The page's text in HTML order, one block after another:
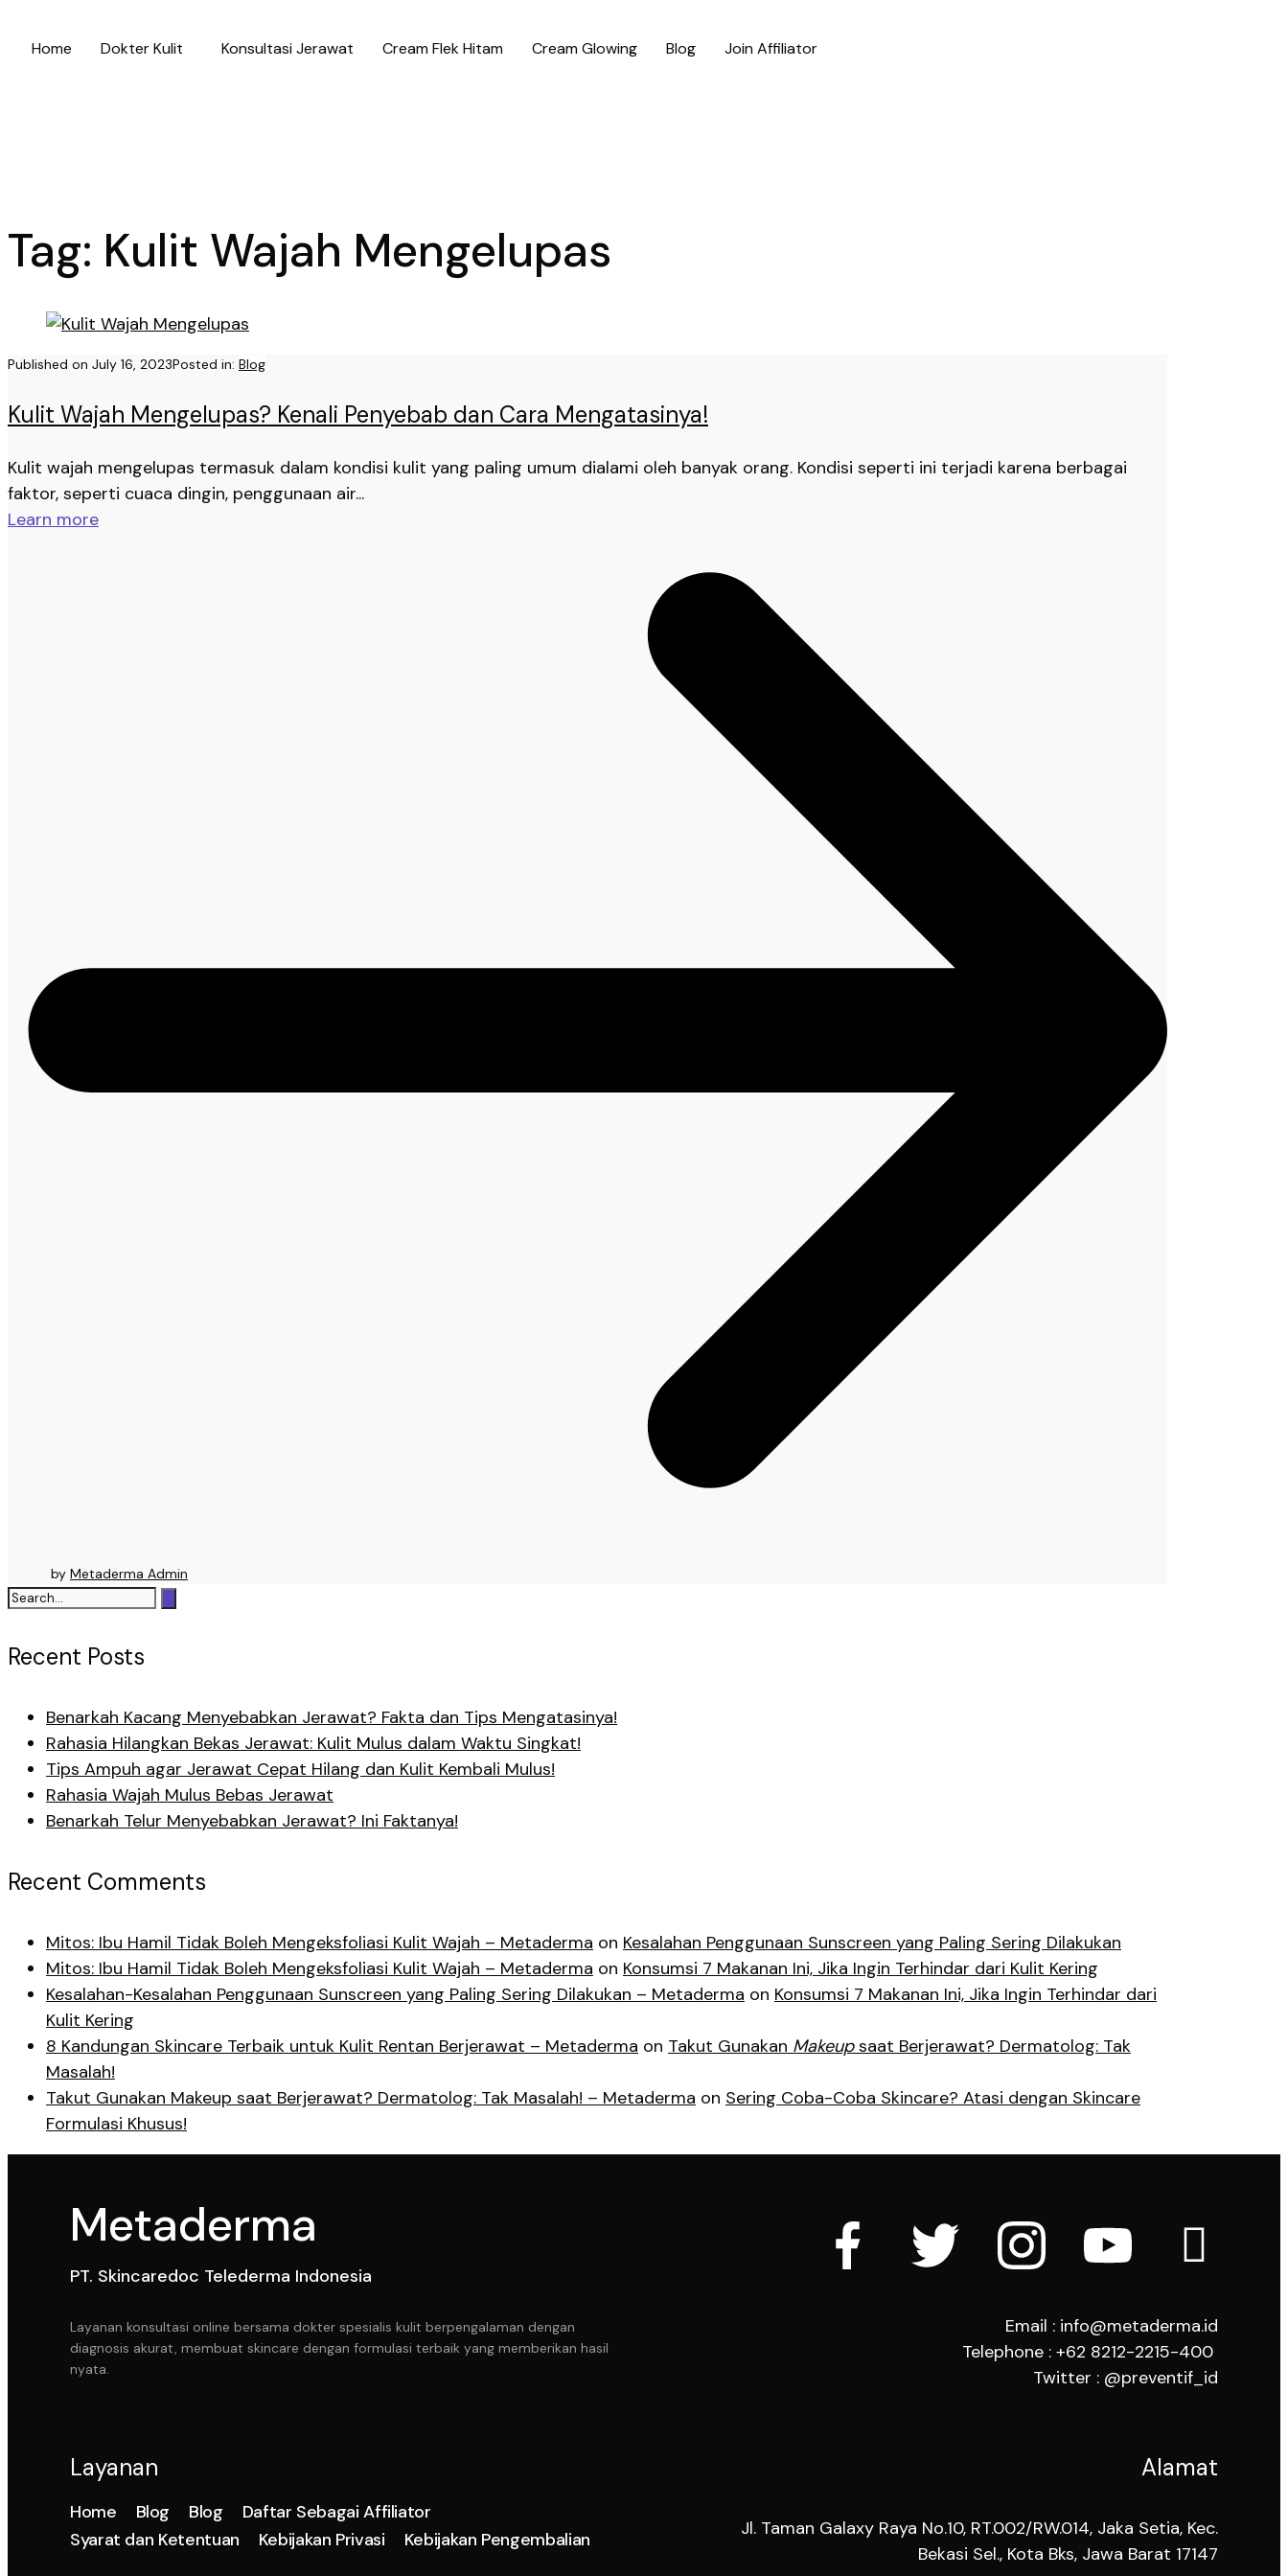
Home Dokter Kulit Konsultasi Jerawat Cream Flek Hitam Cream Glowing Blog Join Affiliator
Tag: Kulit Wajah Mengelupas
Published on July 16, 2023Posted in: Blog
Kulit Wajah Mengelupas? Kenali Penyebab dan Cara Mengatasinya!
Kulit wajah mengelupas termasuk dalam kondisi kulit yang paling umum dialami oleh banyak orang. Kondisi seperti ini terjadi karena berbagai
faktor, seperti cuaca dingin, penggunaan air...
Learn more
by Metaderma Admin
Recent Posts
Benarkah Kacang Menyebabkan Jerawat? Fakta dan Tips Mengatasinya!
Rahasia Hilangkan Bekas Jerawat: Kulit Mulus dalam Waktu Singkat!
Tips Ampuh agar Jerawat Cepat Hilang dan Kulit Kembali Mulus!
Rahasia Wajah Mulus Bebas Jerawat
Benarkah Telur Menyebabkan Jerawat? Ini Faktanya!
Recent Comments
Mitos: Ibu Hamil Tidak Boleh Mengeksfoliasi Kulit Wajah – Metaderma on Kesalahan Penggunaan Sunscreen yang Paling Sering Dilakukan
Mitos: Ibu Hamil Tidak Boleh Mengeksfoliasi Kulit Wajah – Metaderma on Konsumsi 7 Makanan Ini, Jika Ingin Terhindar dari Kulit Kering
Kesalahan-Kesalahan Penggunaan Sunscreen yang Paling Sering Dilakukan – Metaderma on Konsumsi 7 Makanan Ini, Jika Ingin Terhindar dari
Kulit Kering
8 Kandungan Skincare Terbaik untuk Kulit Rentan Berjerawat – Metaderma on Takut Gunakan Makeupsaat Berjerawat? Dermatolog: Tak
Masalah!
Takut Gunakan Makeup saat Berjerawat? Dermatolog: Tak Masalah! – Metaderma on Sering Coba-Coba Skincare? Atasi dengan Skincare
Formulasi Khusus!
Metaderma
PT. Skincaredoc Telederma Indonesia
Layanan konsultasi online bersama dokter spesialis kulit berpengalaman dengan
diagnosis akurat, membuat skincare dengan formulasi terbaik yang memberikan hasil
nyata.
Email : info@metaderma.id
Telephone : +62 8212-2215-400
Twitter : @preventif_id
Layanan
Home Blog Blog
Daftar Sebagai Affiliator
Syarat dan Ketentuan
Kebijakan Privasi Kebijakan Pengembalian
Alamat
Jl. Taman Galaxy Raya No.10, RT.002/RW.014, Jaka Setia, Kec.
Bekasi Sel., Kota Bks, Jawa Barat 17147